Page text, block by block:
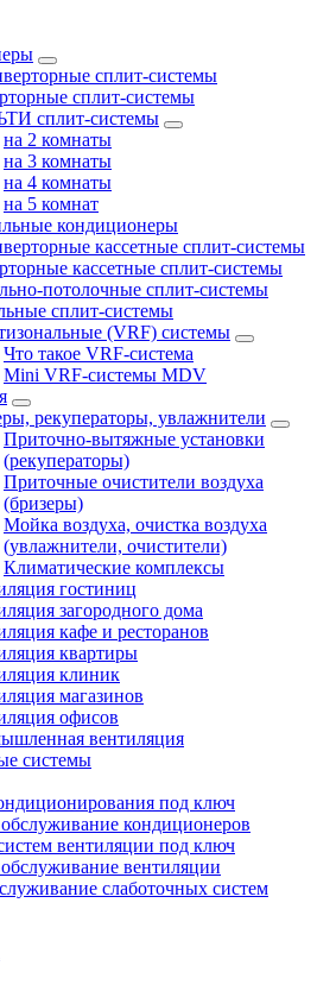
сплит-системы
сплит-системы
сплит-системы
на 2 комнаты
на 3 комнаты
на 4 комнаты
на 5 комнат
кондиционеры
кассетные сплит-системы
кассетные сплит-системы
потолочные сплит-системы
сплит-системы
(VRF) системы
Что такое VRF-система
Mini VRF-системы MDV
рекуператоры, увлажнители
Приточно-вытяжные установки
(рекуператоры)
Приточные очистители воздуха
(бризеры)
Мойка воздуха, очистка воздуха
(увлажнители, очистители)
Климатические комплексы
гостиниц
загородного дома
кафе и ресторанов
квартиры
клиник
магазинов
офисов
вентиляция
системы
под ключ
кондиционеров
вентиляции под ключ
вентиляции
слаботочных систем